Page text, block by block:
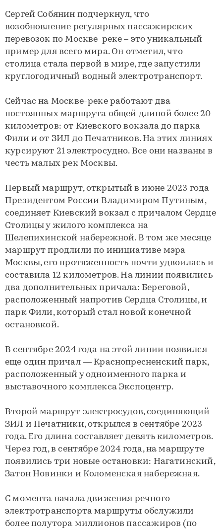
Сергей Собянин подчеркнул, что
возобновление регулярных пассажирских
перевозок по Москве-реке – это уникальный
пример для всего мира. Он отметил, что
столица стала первой в мире, где запустили
круглогодичный водный электротранспорт.
Сейчас на Москве-реке работают два
постоянных маршрута общей длиной более 20
километров: от Киевского вокзала до парка
Фили и от ЗИЛ до Печатников. На этих линиях
курсируют 21 электросудно. Все они названы в
честь малых рек Москвы.
Первый маршрут, открытый в июне 2023 года
Президентом России Владимиром Путиным,
соединяет Киевский вокзал с причалом Сердце
Столицы у жилого комплекса на
Шелепихинской набережной. В том же месяце
маршрут продлили по инициативе мэра
Москвы, его протяженность почти удвоилась и
составила 12 километров. На линии появились
два дополнительных причала: Береговой,
расположенный напротив Сердца Столицы, и
парк Фили, который стал новой конечной
остановкой.
В сентябре 2024 года на этой линии появился
еще один причал — Краснопресненский парк,
расположенный у одноименного парка и
выставочного комплекса Экспоцентр.
Второй маршрут электросудов, соединяющий
ЗИЛ и Печатники, открылся в сентябре 2023
года. Его длина составляет девять километров.
Через год, в сентябре 2024 года, на маршруте
появились три новые остановки: Нагатинский,
Затон Новинки и Коломенская набережная.
С момента начала движения речного
электротранспорта маршруты обслужили
более полутора миллионов пассажиров (по